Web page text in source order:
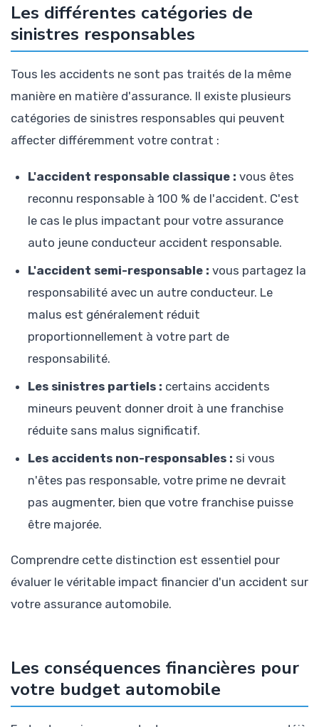
Les différentes catégories de
sinistres responsables
Tous les accidents ne sont pas traités de la même
manière en matière d'assurance. Il existe plusieurs
catégories de sinistres responsables qui peuvent
affecter différemment votre contrat :
L'accident responsable classique : vous êtes
reconnu responsable à 100 % de l'accident. C'est
le cas le plus impactant pour votre assurance
auto jeune conducteur accident responsable.
L'accident semi-responsable : vous partagez la
responsabilité avec un autre conducteur. Le
malus est généralement réduit
proportionnellement à votre part de
responsabilité.
Les sinistres partiels : certains accidents
mineurs peuvent donner droit à une franchise
réduite sans malus significatif.
Les accidents non-responsables : si vous
n'êtes pas responsable, votre prime ne devrait
pas augmenter, bien que votre franchise puisse
être majorée.
Comprendre cette distinction est essentiel pour
évaluer le véritable impact financier d'un accident sur
votre assurance automobile.
Les conséquences financières pour
votre budget automobile